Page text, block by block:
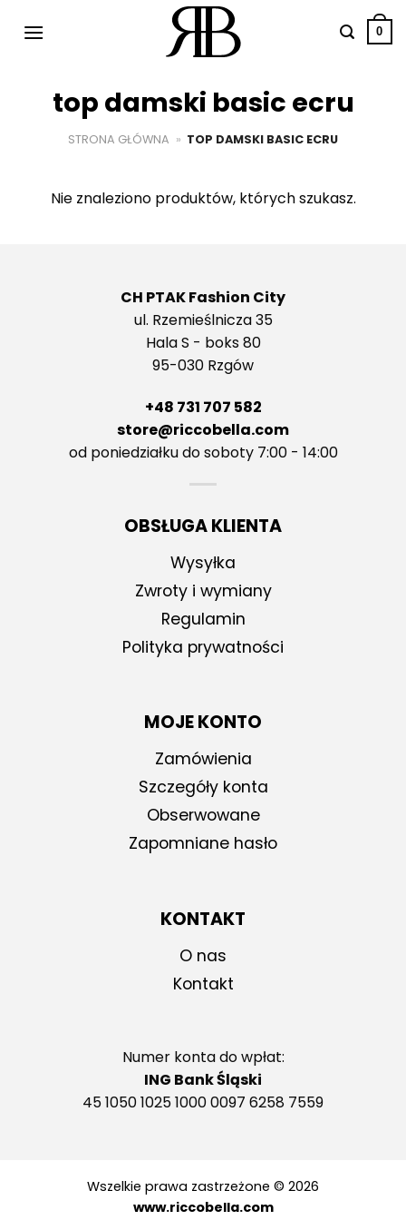
0
top damski basic ecru
STRONA GŁÓWNA » TOP DAMSKI BASIC ECRU
Nie znaleziono produktów, których szukasz.
CH PTAK Fashion City
ul. Rzemieślnicza 35
Hala S - boks 80
95-030 Rzgów
+48 731 707 582
store@riccobella.com
od poniedziałku do soboty 7:00 - 14:00
OBSŁUGA KLIENTA
Wysyłka
Zwroty i wymiany
Regulamin
Polityka prywatności
MOJE KONTO
Zamówienia
Szczegóły konta
Obserwowane
Zapomniane hasło
KONTAKT
O nas
Kontakt
Numer konta do wpłat:
ING Bank Śląski
45 1050 1025 1000 0097 6258 7559
Wszelkie prawa zastrzeżone © 2026
www.riccobella.com